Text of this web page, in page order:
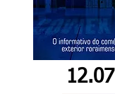
12.07